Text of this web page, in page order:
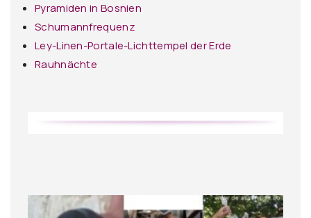
Pyramiden in Bosnien
Schumannfrequenz
Ley-Linen-Portale-Lichttempel der Erde
Rauhnächte